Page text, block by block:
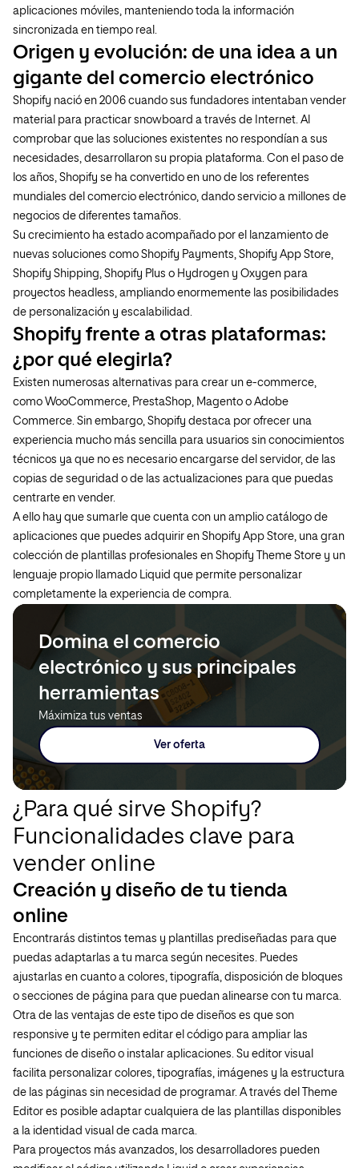
aplicaciones móviles, manteniendo toda la información
sincronizada en tiempo real.
Origen y evolución: de una idea a un
gigante del comercio electrónico
Shopify nació en 2006 cuando sus fundadores intentaban vender
material para practicar snowboard a través de Internet. Al
comprobar que las soluciones existentes no respondían a sus
necesidades, desarrollaron su propia plataforma. Con el paso de
los años, Shopify se ha convertido en uno de los referentes
mundiales del comercio electrónico, dando servicio a millones de
negocios de diferentes tamaños.
Su crecimiento ha estado acompañado por el lanzamiento de
nuevas soluciones como Shopify Payments, Shopify App Store,
Shopify Shipping, Shopify Plus o Hydrogen y Oxygen para
proyectos headless, ampliando enormemente las posibilidades
de personalización y escalabilidad.
Shopify frente a otras plataformas:
¿por qué elegirla?
Existen numerosas alternativas para crear un e-commerce,
como WooCommerce, PrestaShop, Magento o Adobe
Commerce. Sin embargo, Shopify destaca por ofrecer una
experiencia mucho más sencilla para usuarios sin conocimientos
técnicos ya que no es necesario encargarse del servidor, de las
copias de seguridad o de las actualizaciones para que puedas
centrarte en vender.
A ello hay que sumarle que cuenta con un amplio catálogo de
aplicaciones que puedes adquirir en Shopify App Store, una gran
colección de plantillas profesionales en Shopify Theme Store y un
lenguaje propio llamado Liquid que permite personalizar
completamente la experiencia de compra.
Domina el comercio
electrónico y sus principales
herramientas
Máximiza tus ventas
Ver oferta
¿Para qué sirve Shopify?
Funcionalidades clave para
vender online
Creación y diseño de tu tienda
online
Encontrarás distintos temas y plantillas prediseñadas para que
puedas adaptarlas a tu marca según necesites. Puedes
ajustarlas en cuanto a colores, tipografía, disposición de bloques
o secciones de página para que puedan alinearse con tu marca.
Otra de las ventajas de este tipo de diseños es que son
responsive y te permiten editar el código para ampliar las
funciones de diseño o instalar aplicaciones. Su editor visual
facilita personalizar colores, tipografías, imágenes y la estructura
de las páginas sin necesidad de programar. A través del Theme
Editor es posible adaptar cualquiera de las plantillas disponibles
a la identidad visual de cada marca.
Para proyectos más avanzados, los desarrolladores pueden